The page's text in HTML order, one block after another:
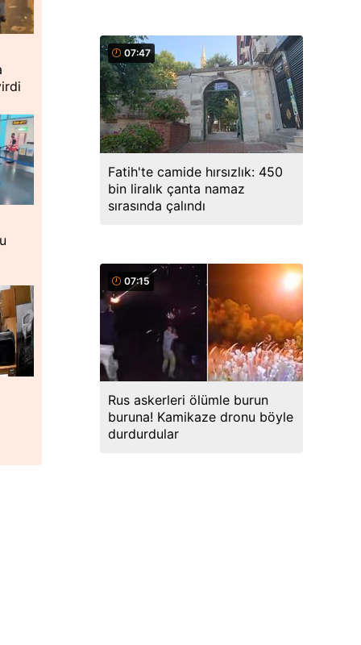
07:47
Fatih'te camide hırsızlık: 450
bin liralık çanta namaz
sırasında çalındı
07:15
Rus askerleri ölümle burun
buruna! Kamikaze dronu böyle
durdurdular